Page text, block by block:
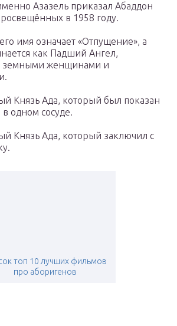
Азазель приказал Абаддон
в 1958 году.
имя означает «Отпущение», а
как Падший Ангел,
земными женщинами и
Князь Ада, который был показан
одном сосуде.
Князь Ада, который заключил с
топ 10 лучших фильмов
про аборигенов